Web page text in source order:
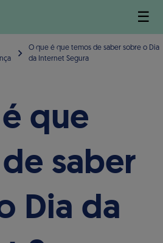
☰
O que é que temos de saber sobre o Dia
da Internet Segura
que
saber
Dia da